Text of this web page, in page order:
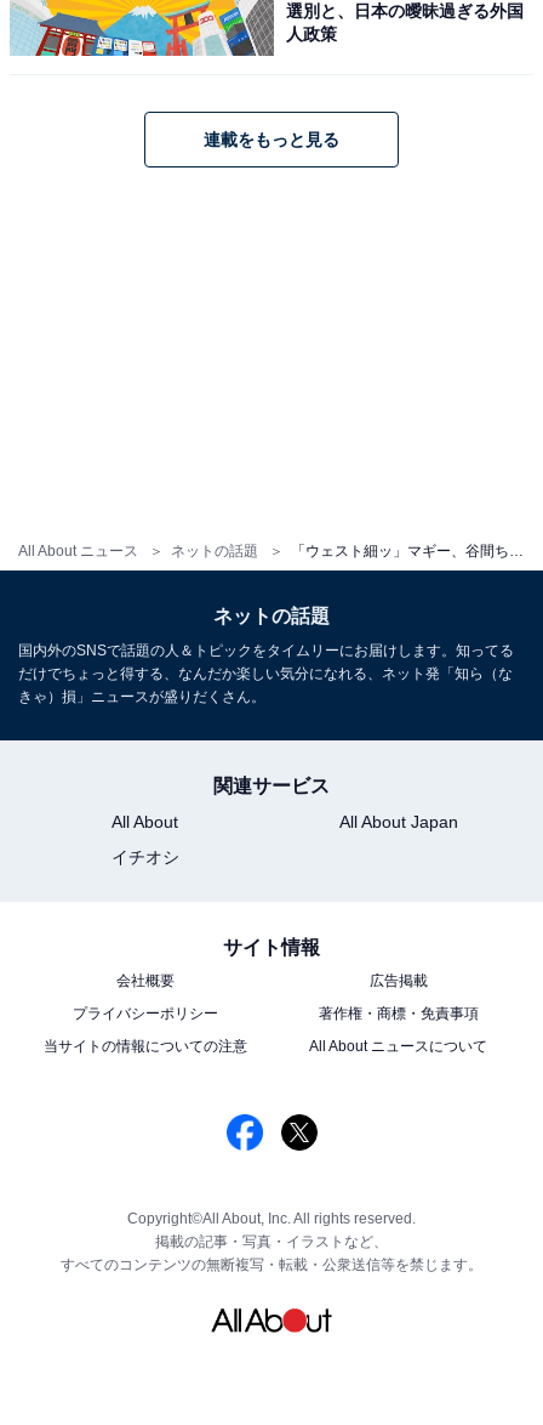
All About ニュース ネットの話題
選別と、日本の曖昧過ぎる外国
人政策
連載をもっと見る
ネットの話題
国内外のSNSで話題の人＆トピックをタイムリーにお届けします。知ってる
だけでちょっと得する、なんだか楽しい気分になれる、ネット発「知ら（な
きゃ）損」ニュースが盛りだくさん。
関連サービス
All About
All About Japan
イチオシ
サイト情報
会社概要
広告掲載
プライバシーポリシー
著作権・商標・免責事項
当サイトの情報についての注意
All About ニュースについて
Copyright©All About, Inc. All rights reserved.
掲載の記事・写真・イラストなど、
すべてのコンテンツの無断複写・転載・公衆送信等を禁じます。